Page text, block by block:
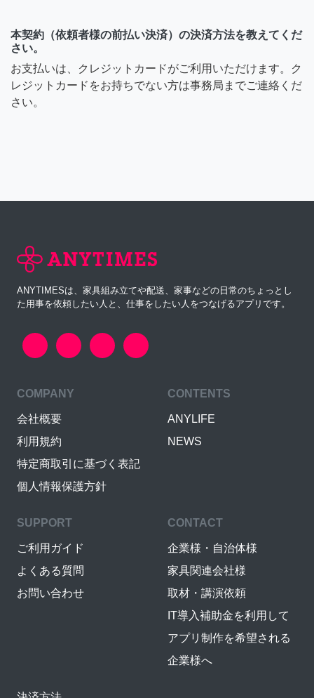
本契約（依頼者様の前払い決済）の決済方法を教えてくだ
さい。
お支払いは、クレジットカードがご利用いただけます。ク
レジットカードをお持ちでない方は事務局までご連絡くだ
さい。
ANYTIMESは、家具組み立てや配送、家事などの日常のちょっとし
た用事を依頼したい人と、仕事をしたい人をつなげるアプリです。
COMPANY
会社概要
利用規約
特定商取引に基づく表記
個人情報保護方針
CONTENTS
ANYLIFE
NEWS
SUPPORT
ご利用ガイド
よくある質問
お問い合わせ
CONTACT
企業様・自治体様
家具関連会社様
取材・講演依頼
IT導入補助金を利用して
アプリ制作を希望される
企業様へ